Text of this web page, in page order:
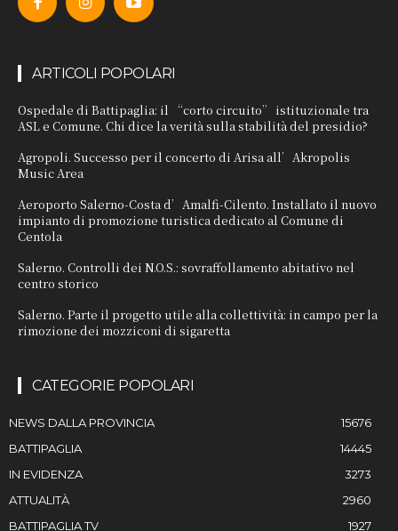
ARTICOLI POPOLARI
Ospedale di Battipaglia: il “corto circuito” istituzionale tra
ASL e Comune. Chi dice la verità sulla stabilità del presidio?
Agropoli. Successo per il concerto di Arisa all’Akropolis
Music Area
Aeroporto Salerno-Costa d’Amalfi-Cilento. Installato il nuovo
impianto di promozione turistica dedicato al Comune di
Centola
Salerno. Controlli dei N.O.S.: sovraffollamento abitativo nel
centro storico
Salerno. Parte il progetto utile alla collettività: in campo per la
rimozione dei mozziconi di sigaretta
CATEGORIE POPOLARI
NEWS DALLA PROVINCIA
15676
BATTIPAGLIA
14445
IN EVIDENZA
3273
ATTUALITÀ
2960
BATTIPAGLIA TV
1927